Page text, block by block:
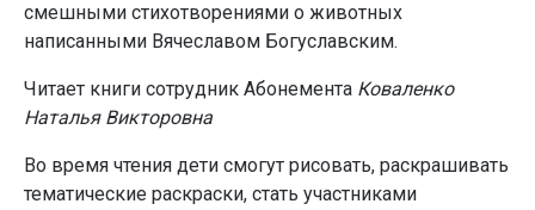
смешными стихотворениями о животных
написанными Вячеславом Богуславским.
Читает книги сотрудник Абонемента Коваленко
Наталья Викторовна
Во время чтения дети смогут рисовать, раскрашивать
тематические раскраски, стать участниками